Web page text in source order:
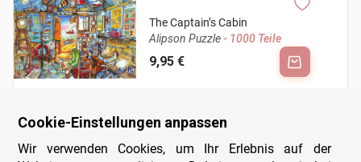
The Captain’s Cabin
Alipson Puzzle- 1000 Teile
9,95 €
Neu
Cookie-Einstellungen anpassen
Wir verwenden Cookies, um Ihr Erlebnis auf der